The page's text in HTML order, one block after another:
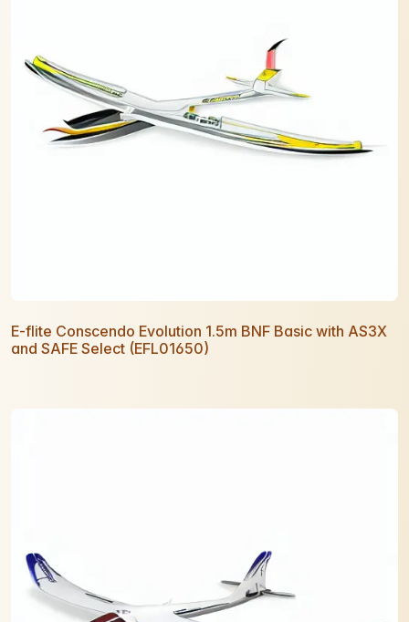
E-flite Conscendo Evolution 1.5m BNF Basic with AS3X
and SAFE Select (EFL01650)